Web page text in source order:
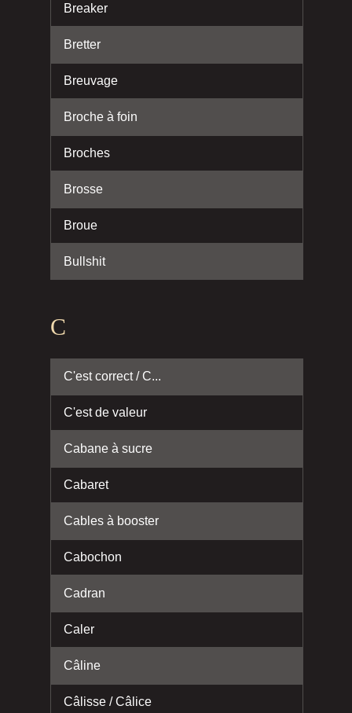
Breaker
Bretter
Breuvage
Broche à foin
Broches
Brosse
Broue
Bullshit
C
C'est correct / C...
C'est de valeur
Cabane à sucre
Cabaret
Cables à booster
Cabochon
Cadran
Caler
Câline
Câlisse / Câlice